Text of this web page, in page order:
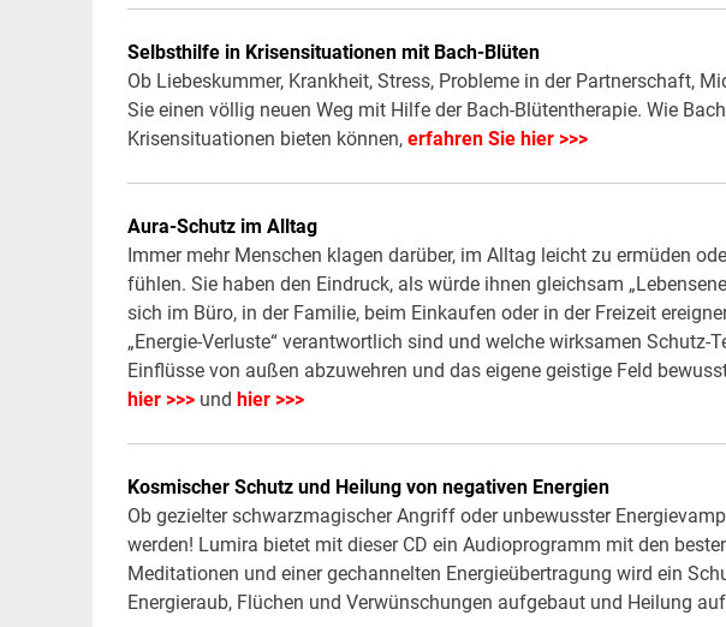
Selbsthilfe in Krisensituationen mit Bach-Blüten
Ob Liebeskummer, Krankheit, Stress, Probleme in der Partnerschaft,
Sie einen völlig neuen Weg mit Hilfe der Bach-Blütentherapie. Wie
Krisensituationen bieten können, erfahren Sie hier >>>
Aura-Schutz im Alltag
Immer mehr Menschen klagen darüber, im Alltag leicht zu ermüden
fühlen. Sie haben den Eindruck, als würde ihnen gleichsam
sich im Büro, in der Familie, beim Einkaufen oder in der Freizeit
„Energie-Verluste“ verantwortlich sind und welche wirksamen Schutz-
Einflüsse von außen abzuwehren und das eigene geistige Feld
hier >>> und hier >>>
Kosmischer Schutz und Heilung von negativen Energien
Ob gezielter schwarzmagischer Angriff oder unbewusster
werden! Lumira bietet mit dieser CD ein Audioprogramm mit den
Meditationen und einer gechannelten Energieübertragung wird ein
Energieraub, Flüchen und Verwünschungen aufgebaut und Heilung